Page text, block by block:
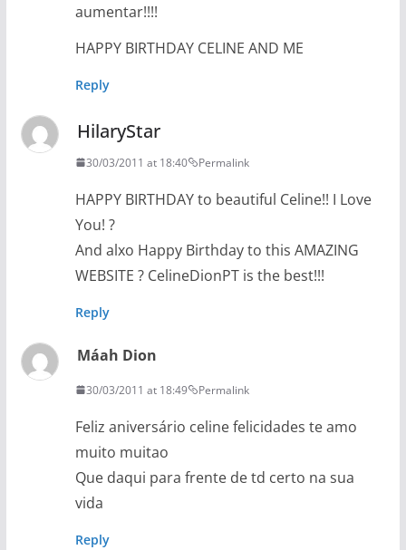
aumentar!!!!
HAPPY BIRTHDAY CELINE AND ME
Reply
HilaryStar
30/03/2011 at 18:40 Permalink
HAPPY BIRTHDAY to beautiful Celine!! I Love
You! ?
And alxo Happy Birthday to this AMAZING
WEBSITE ? CelineDionPT is the best!!!
Reply
Máah Dion
30/03/2011 at 18:49 Permalink
Feliz aniversário celine felicidades te amo
muito muitao
Que daqui para frente de td certo na sua
vida
Reply